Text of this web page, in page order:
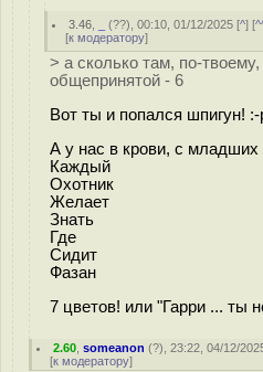
3.46 (??), 00:10, 01/12/2025 [^] [
[к модератору]
> а сколько там, по-
общепринятой - 6
Вот ты и попался шпигун! :-
А у нас в крови, с
Каждый
Охотник
Желает
Знать
Где
Сидит
Фазан
7 цветов! или "Гарри ... ты
2.60 ,someanon (?), 23:22, 04/12/
[к модератору]